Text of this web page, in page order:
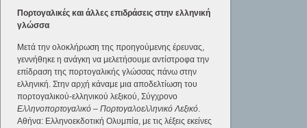
Πορτογαλικές και άλλες επιδράσεις στην ελληνική
γλώσσα
Μετά την ολοκλήρωση της προηγούμενης έρευνας,
γεννήθηκε η ανάγκη να μελετήσουμε αντίστροφα την
επίδραση της πορτογαλικής γλώσσας πάνω στην
ελληνική. Στην αρχή κάναμε μια αποδελτίωση του
πορτογαλικού-ελληνικού λεξικού, Σύγχρονο
Ελληνοπορτογαλικό – Πορτογαλοελληνικό Λεξικό.
Αθήνα: Ελληνοεκδοτική Ολυμπία, με τις λέξεις εκείνες